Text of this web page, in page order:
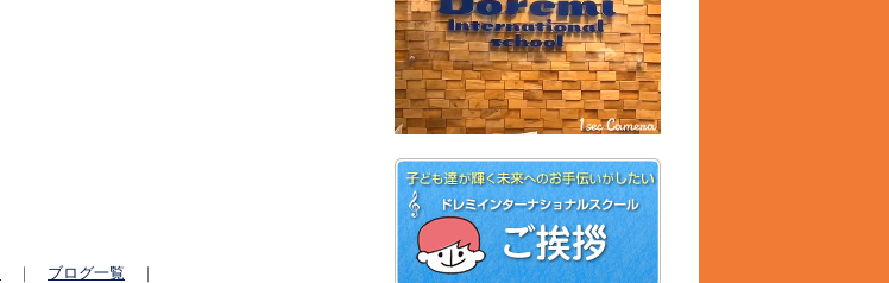
｜ ブログ一覧 ｜